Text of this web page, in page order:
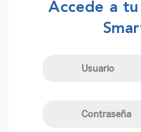
Accede a